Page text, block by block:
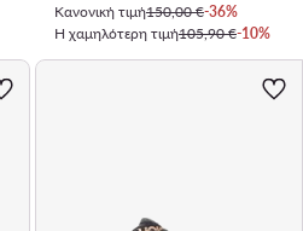
Κανονική τιμή150,00 €-36%
Η χαμηλότερη τιμή105,90 €-10%